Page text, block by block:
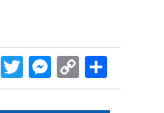
Facebook
Twitter
Messenger
Copy
Link